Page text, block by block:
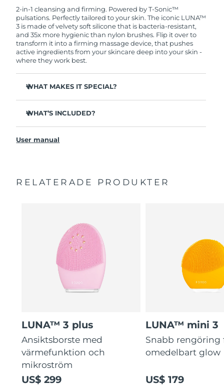
issues within 2-year of purchase, FOREO will
replace your product free of charge.
2-in-1 cleansing and firming. Powered by T-Sonic™
pulsations. Perfectly tailored to your skin. The iconic LUNA™
3 is made of velvety soft silicone that is bacteria-resistant,
and 35x more hygienic than nylon brushes. Flip it over to
transform it into a firming massage device, that pushes
active ingredients from your skincare deep into your skin -
where they work best.
WHAT MAKES IT SPECIAL?
makeup residue from skin.
Removes impurities trapped deep within pores –
WHAT’S INCLUDED?
USB charging cable
General manual
User manual
RELATERADE PRODUKTER
LUNA™ 3 plus
Ansiktsborste med
värmefunktion och
mikroström
US$ 299
LUNA™ mini 3
Snabb rengöring
omedelbart glow
US$ 179